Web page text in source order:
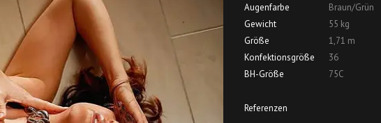
Augenfarbe
Braun/Grün
Gewicht
55 kg
Größe
1,71 m
Konfektionsgröße
36
BH-Größe
75C
Referenzen